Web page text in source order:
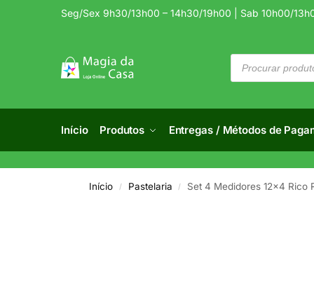
Seg/Sex 9h30/13h00 – 14h30/19h00 | Sab 10h00/
Início Produtos Entregas / Métodos de
Início / Pastelaria / Set 4 Medidores 12×4 Rico